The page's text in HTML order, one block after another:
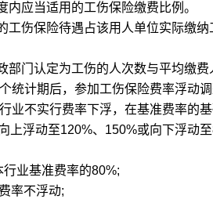
应当适用的工伤保险缴费比例。
伤保险待遇占该用人单位实际缴纳
门认定为工伤的人次数与平均缴费
计期后，参加工伤保险费率浮动调
不实行费率下浮，在基准费率的
浮动至120%、150%或向下浮动至
业基准费率的80%;
率不浮动;